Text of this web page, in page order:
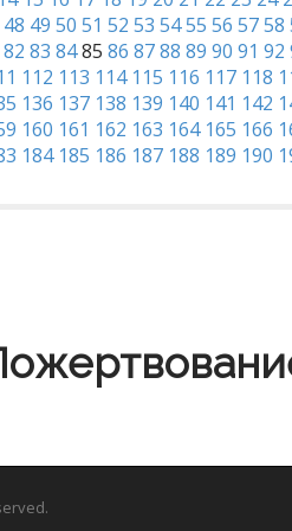
48 49 50 51 52 53 5455 56 5758
82 83 8485 86 8788 89 90 91 92
112 113 114 115 116 117 118
136 137 138 139 140 141 142
160 161 162 163 164 165 166
184 185 186 187 188 189 190